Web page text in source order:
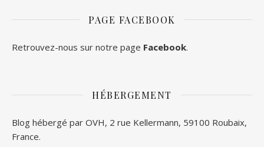
PAGE FACEBOOK
Retrouvez-nous sur notre page Facebook.
HÉBERGEMENT
Blog hébergé par OVH, 2 rue Kellermann, 59100 Roubaix,
France.